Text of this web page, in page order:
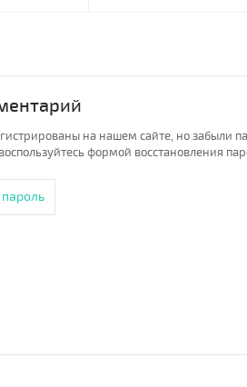
на нашем сайте, но забыли
формой восстановления